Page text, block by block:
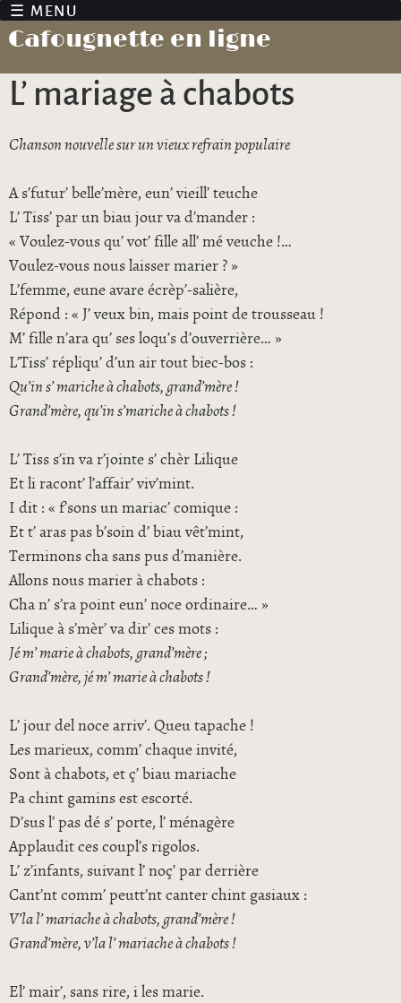
Cafougnette en ligne
L’ mariage à chabots
Chanson nouvelle sur un vieux refrain populaire
A s’futur’ belle’mère, eun’ vieill’ teuche
L’ Tiss’ par un biau jour va d’mander :
« Voulez-vous qu’ vot’ fille all’ mé veuche !…
Voulez-vous nous laisser marier ? »
L’femme, eune avare écrèp’-salière,
Répond : « J’ veux bin, mais point de trousseau !
M’ fille n’ara qu’ ses loqu’s d’ouverrière… »
L’Tiss’ répliqu’ d’un air tout biec-bos :
Qu’in s’ mariche à chabots, grand’mère !
Grand’mère, qu’in s’mariche à chabots !
L’ Tiss s’in va r’jointe s’ chèr Lilique
Et li racont’ l’affair’ viv’mint.
I dit : « f’sons un mariac’ comique :
Et t’ aras pas b’soin d’ biau vêt’mint,
Terminons cha sans pus d’manière.
Allons nous marier à chabots :
Cha n’ s’ra point eun’ noce ordinaire… »
Lilique à s’mèr’ va dir’ ces mots :
Jé m’ marie à chabots, grand’mère ;
Grand’mère, jé m’ marie à chabots !
L’ jour del noce arriv’. Queu tapache !
Les marieux, comm’ chaque invité,
Sont à chabots, et ç’ biau mariache
Pa chint gamins est escorté.
D’sus l’ pas dé s’ porte, l’ ménagère
Applaudit ces coupl’s rigolos.
L’ z’infants, suivant l’ noç’ par derrière
Cant’nt comm’ peutt’nt canter chint gasiaux :
V’la l’ mariache à chabots, grand’mère !
Grand’mère, v’la l’ mariache à chabots !
El’ mair’, sans rire, i les marie.